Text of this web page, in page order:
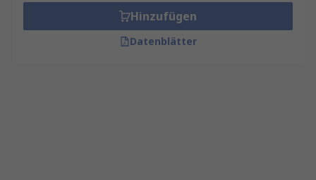
Hinzufügen
Datenblätter